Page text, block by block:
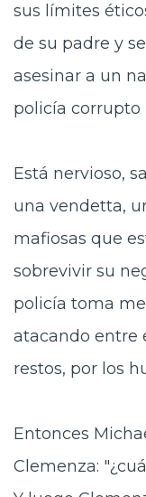
sus límites
de su padre y
asesinar a un
policía corrupto
Está nervioso,
una vendetta,
mafiosas que
sobrevivir su
policía toma
atacando entre
restos, por los
Entonces
Clemenza: